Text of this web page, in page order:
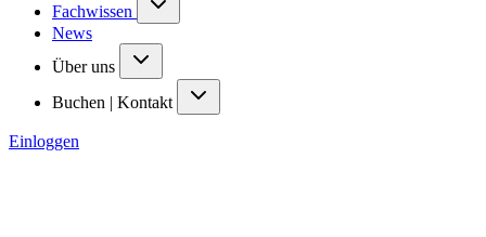
Fachwissen
News
Über uns
Buchen | Kontakt
Einloggen